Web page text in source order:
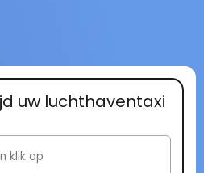
uw luchthaventaxi